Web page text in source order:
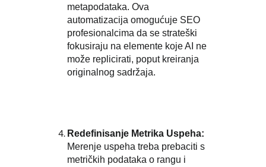
metapodataka. Ova
automatizacija omogućuje SEO
profesionalcima da se strateški
fokusiraju na elemente koje AI ne
može replicirati, poput kreiranja
originalnog sadržaja.
Redefinisanje Metrika Uspeha:
Merenje uspeha treba prebaciti s
metričkih podataka o rangu i